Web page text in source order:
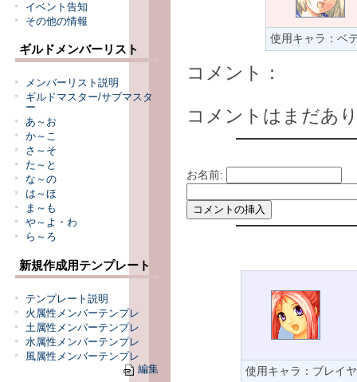
イベント告知
その他の情報
ギルドメンバーリスト
メンバーリスト説明
ギルドマスター/サブマスタ
ー
あ～お
か～こ
さ～そ
た～と
な～の
は～ほ
ま～も
や～よ・わ
ら～ろ
新規作成用テンプレート
テンプレート説明
火属性メンバーテンプレ
土属性メンバーテンプレ
水属性メンバーテンプレ
風属性メンバーテンプレ
編集
使用キャラ：ベ
コメント：
コメントはまだあ
お名前:
使用キャラ：ブレイヤ